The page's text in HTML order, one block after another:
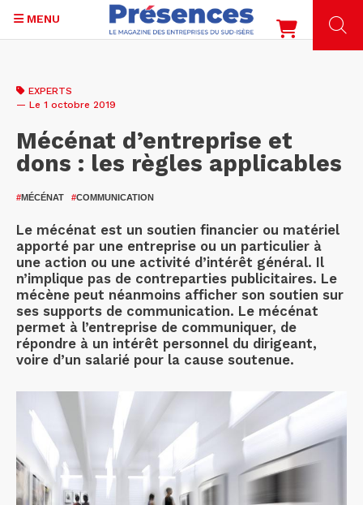
contenu
MENU
EXPERTS
— Le 1 octobre 2019
Mécénat d’entreprise et
dons : les règles applicables
#MÉCÉNAT #COMMUNICATION
Le mécénat est un soutien financier ou matériel
apporté par une entreprise ou un particulier à
une action ou une activité d’intérêt général. Il
n’implique pas de contreparties publicitaires. Le
mécène peut néanmoins afficher son soutien sur
ses supports de communication. Le mécénat
permet à l’entreprise de communiquer, de
répondre à un intérêt personnel du dirigeant,
voire d’un salarié pour la cause soutenue.